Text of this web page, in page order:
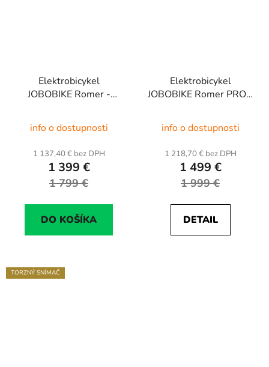
Elektrobicykel
JOBOBIKE Romer -
info o dostupnosti
1 137,40 € bez DPH
1 399 €
1 799 €
DO KOŠÍKA
Elektrobicykel
JOBOBIKE Romer PRO -
info o dostupnosti
1 218,70 € bez DPH
1 499 €
1 999 €
DETAIL
TORZNÝ SNÍMAČ